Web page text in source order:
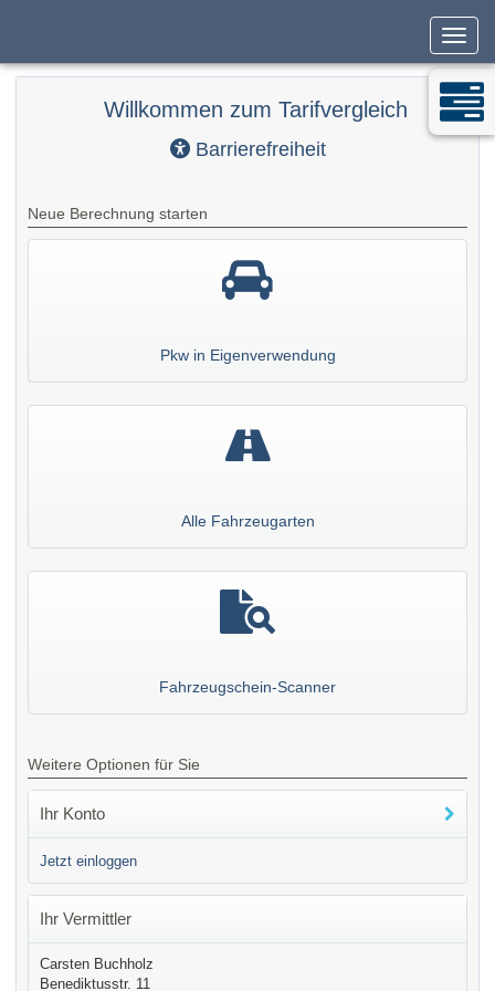
Willkommen zum Tarifvergleich
Barrierefreiheit
Neue Berechnung starten
Pkw in Eigenverwendung
Alle Fahrzeugarten
Fahrzeugschein-Scanner
Weitere Optionen für Sie
Ihr Konto
Jetzt einloggen
Ihr Vermittler
Carsten Buchholz
Benediktusstr. 11